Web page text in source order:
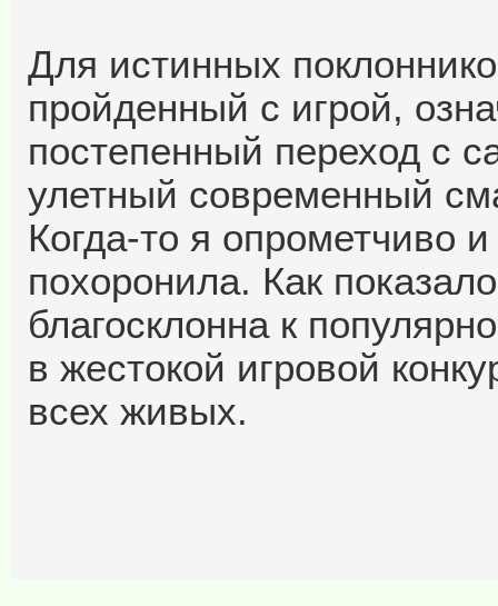
Для истинных
пройденный с игрой,
постепенный переход с
улетный современный
Когда-то я опрометчиво
похоронила. Как
благосклонна к
в жестокой игровой
всех живых.